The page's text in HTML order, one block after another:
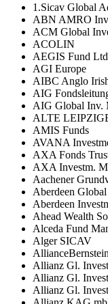
1.Sicav Global
ABN AMRO
ACM Global
ACOLIN
AEGIS Fund
AGI Europe
AIBC Anglo
AIG
AIG Global Inv.
ALTE
AMIS Funds
AVANA
AXA Fonds
AXA Investm.
Aachener
Aberdeen
Aberdeen
Ahead Wealth
Alceda Fund
Alger SICAV
Allianz Gl.
Allianz Gl.
Allianz Gl.